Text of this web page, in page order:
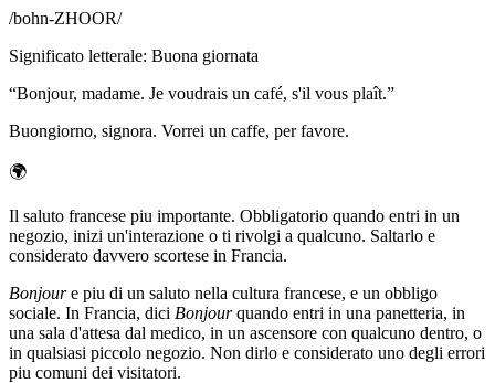
/bohn-ZHOOR/
Significato letterale: Buona giornata
“Bonjour, madame. Je voudrais un café, s'il vous plaît.”
Buongiorno, signora. Vorrei un caffe, per favore.
🌍
Il saluto francese piu importante. Obbligatorio quando entri in un
negozio, inizi un'interazione o ti rivolgi a qualcuno. Saltarlo e
considerato davvero scortese in Francia.
Bonjoure piu di un saluto nella cultura francese, e un obbligo
sociale. In Francia, dici Bonjourquando entri in una panetteria, in
una sala d'attesa dal medico, in un ascensore con qualcuno dentro, o
in qualsiasi piccolo negozio. Non dirlo e considerato uno degli errori
piu comuni dei visitatori.